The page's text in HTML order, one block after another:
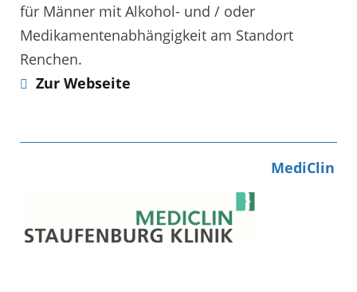
für Männer mit Alkohol- und / oder
Medikamentenabhängigkeit am Standort
Renchen.
Zur Webseite
MediClin